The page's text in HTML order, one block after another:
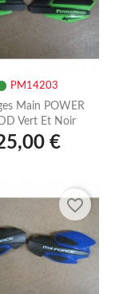
PM14203
Main POWER
Vert Et Noir
€
favorite_border